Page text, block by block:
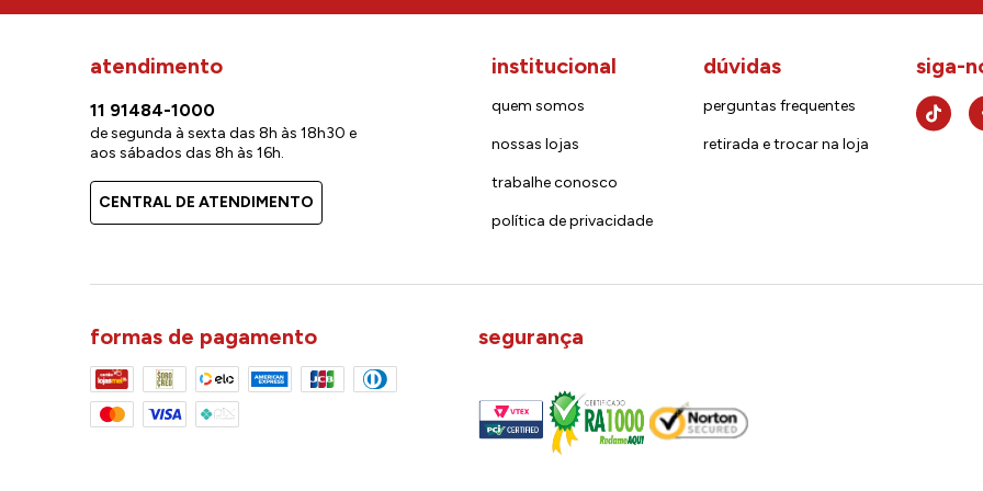
atendimento
11 91484-1000
de segunda à sexta das 8h às 18h30 e
aos sábados das 8h às 16h.
CENTRAL DE ATENDIMENTO
institucional
quem somos
nossas lojas
trabalhe conosco
política de privacidade
dúvidas
perguntas frequentes
retirada e trocar na loja
siga-
formas de pagamento segurança